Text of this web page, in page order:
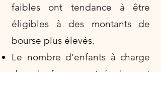
faibles ont tendance à être
éligibles à des montants de
bourse plus élevés.
Le nombre d'enfants à charge
dans le foyer peut également